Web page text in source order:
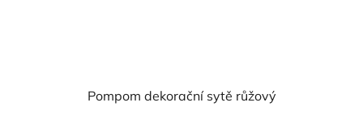
Pompom dekorační sytě růžový